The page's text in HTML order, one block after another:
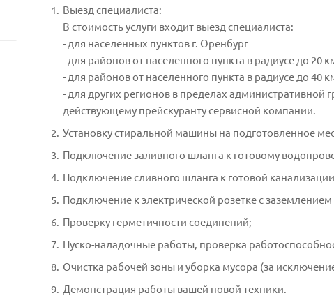
Выезд специалиста:
В стоимость услуги входит выезд специалиста:
- для населенных пунктов г. Оренбург
- для районов от населенного пункта в радиусе до 20
- для районов от населенного пункта в радиусе до 40
- для других регионов в пределах административной
действующему прейскуранту сервисной компании.
Установку стиральной машины на подготовленное
Подключение заливного шланга к готовому
Подключение сливного шланга к готовой
Подключение к электрической розетке с заземлением
Проверку герметичности соединений;
Пуско-наладочные работы, проверка
Очистка рабочей зоны и уборка мусора (за
Демонстрация работы вашей новой техники.